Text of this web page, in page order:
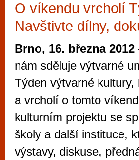
O víkendu vrcholí
Navštivte dílny,
Brno, 16. března 2012
nám sděluje výtvarné
Týden výtvarné
a vrcholí o tomto
kulturním projektu se
školy a další instituce,
výstavy, diskuse,
Mimo jiné je ale také
vyzkoušet různé
metropoli naleznete
po moderní automaty
příležitostné hráče. V...